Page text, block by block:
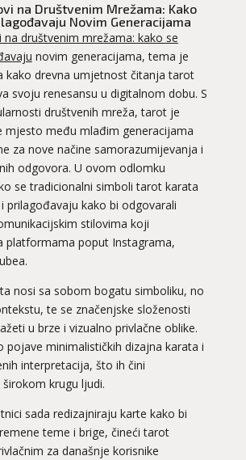
na Društvenim Mrežama: Kako
Novim Generacijama
društvenim mrežama: kako se
novim generacijama, tema je
kako drevna umjetnost čitanjatarot
svoju renesansu u digitalnom dobu. S
društvenih mreža, tarot je
mjesto među mlađim generacijama
za nove načine samorazumijevanja i
odgovora. U ovom odlomku
se tradicionalni simboli tarot karata
prilagođavaju kako bi odgovarali
stilovima koji
platformama poput Instagrama,
nosi sa sobom bogatu simboliku, no
te se značenjske složenosti
u brze i vizualno privlačne oblike.
pojave minimalističkih dizajna karata i
interpretacija, što ih čini
krugu ljudi.
sada redizajniraju karte kako bi
teme i brige, čineći tarot
za današnje korisnike